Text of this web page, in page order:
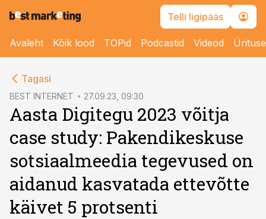
Telli ligipääs
Avaleht Kõik lood TOPid Podcastid Videod
Tagasi
BEST INTERNET 27.09.23, 09:30
Aasta Digitegu 2023 võitja
case study: Pakendikeskuse
sotsiaalmeedia tegevused on
aidanud kasvatada ettevõtte
käivet 5 protsenti